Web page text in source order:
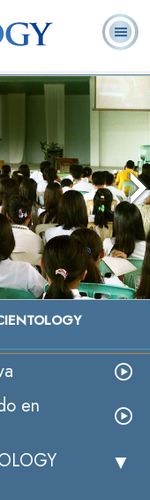
Preguntas
Frecuentes
Libros
en